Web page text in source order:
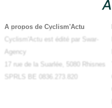
A propos de Cyclism'Actu
Cyclism'Actu est édité par Swar-
Agency
17 rue de la Suarlée, 5080 Rhisnes
SPRLS BE 0836.273.820